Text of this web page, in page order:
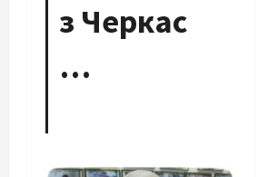
з Черкас
…